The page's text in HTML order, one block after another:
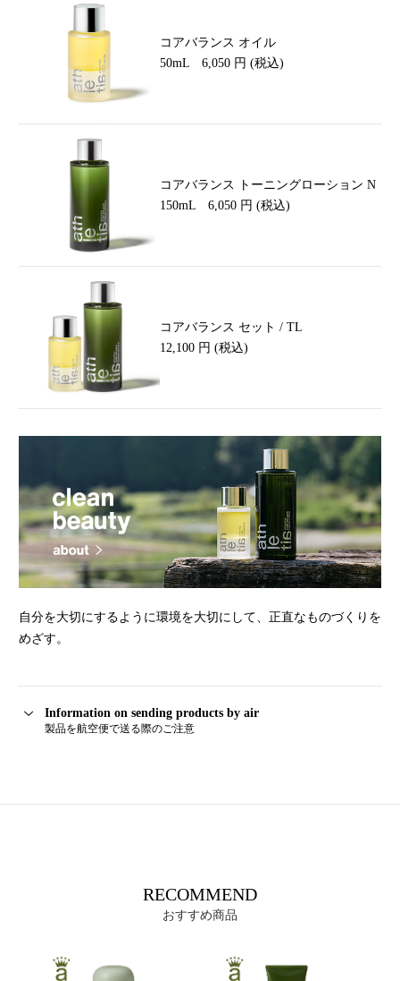
コアバランス オイル
50mL 6,050 円 (税込)
コアバランス トーニングローション N
150mL 6,050 円 (税込)
コアバランス セット / TL
12,100 円 (税込)
自分を大切にするように環境を大切にして、正直なものづくりを
めざす。
Information on sending products by air
製品を航空便で送る際のご注意
RECOMMEND
おすすめ商品